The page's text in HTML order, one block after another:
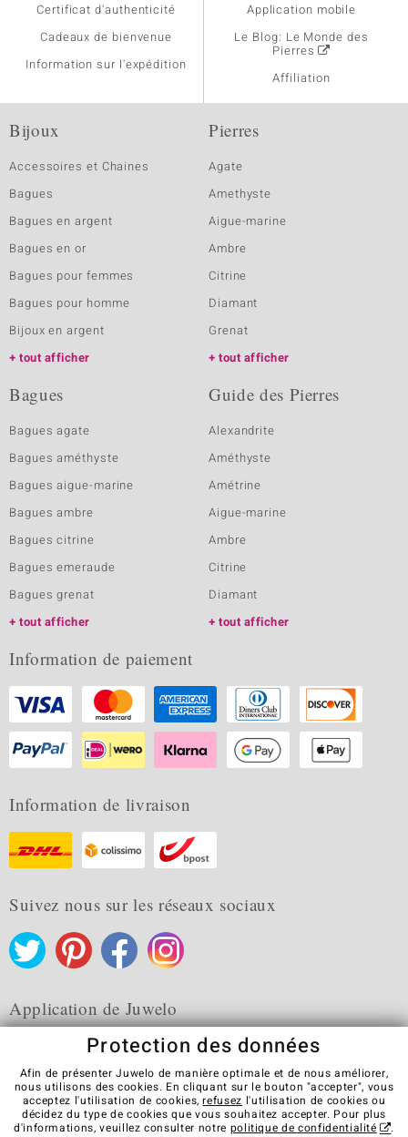
Certificat d'authenticité
Cadeaux de bienvenue
Information sur l'expédition
Application mobile
Le Blog: Le Monde des
Pierres
Affiliation
Bijoux
Accessoires et Chaines
Bagues
Bagues en argent
Bagues en or
Bagues pour femmes
Bagues pour homme
Bijoux en argent
tout afficher
Pierres
Agate
Amethyste
Aigue-marine
Ambre
Citrine
Diamant
Grenat
tout afficher
Bagues
Bagues agate
Bagues améthyste
Bagues aigue-marine
Bagues ambre
Bagues citrine
Bagues emeraude
Bagues grenat
tout afficher
Guide des Pierres
Alexandrite
Améthyste
Amétrine
Aigue-marine
Ambre
Citrine
Diamant
tout afficher
Information de paiement
Information de livraison
Suivez nous sur les réseaux sociaux
Application de Juwelo
CGV Protection des données
Cookies
Mentions légales
Contact Révocation du contrat
Protection des données
Afin de présenter Juwelo de manière optimale et de nous améliorer,
nous utilisons des cookies. En cliquant sur le bouton "accepter", vous
acceptez l'utilisation de cookies,refusez l'utilisation de cookies ou
décidez du type de cookies que vous souhaitez accepter. Pour plus
d'informations, veuillez consulter notre politique de confidentialité .